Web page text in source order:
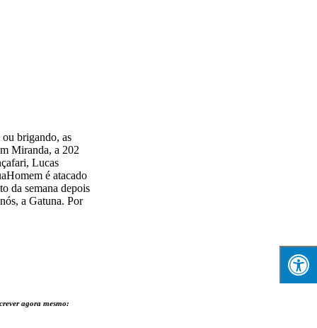
ou brigando, as
Miranda, a 202
Lucas
é atacado
da semana depois
a Gatuna. Por
agora mesmo: